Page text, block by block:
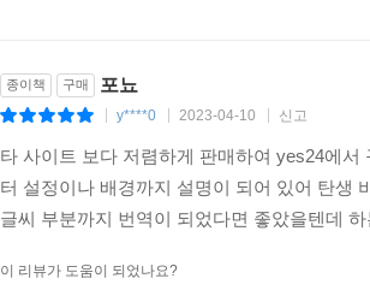
종이책 구매 포뇨
y****0 2023-04-10 신고
타 사이트 보다 저렴하게 판매하여 yes24에
터 설정이나 배경까지 설명이 되어 있어 탄생
글씨 부분까지 번역이 되었다면 좋았을텐데
이 리뷰가 도움이 되었나요?